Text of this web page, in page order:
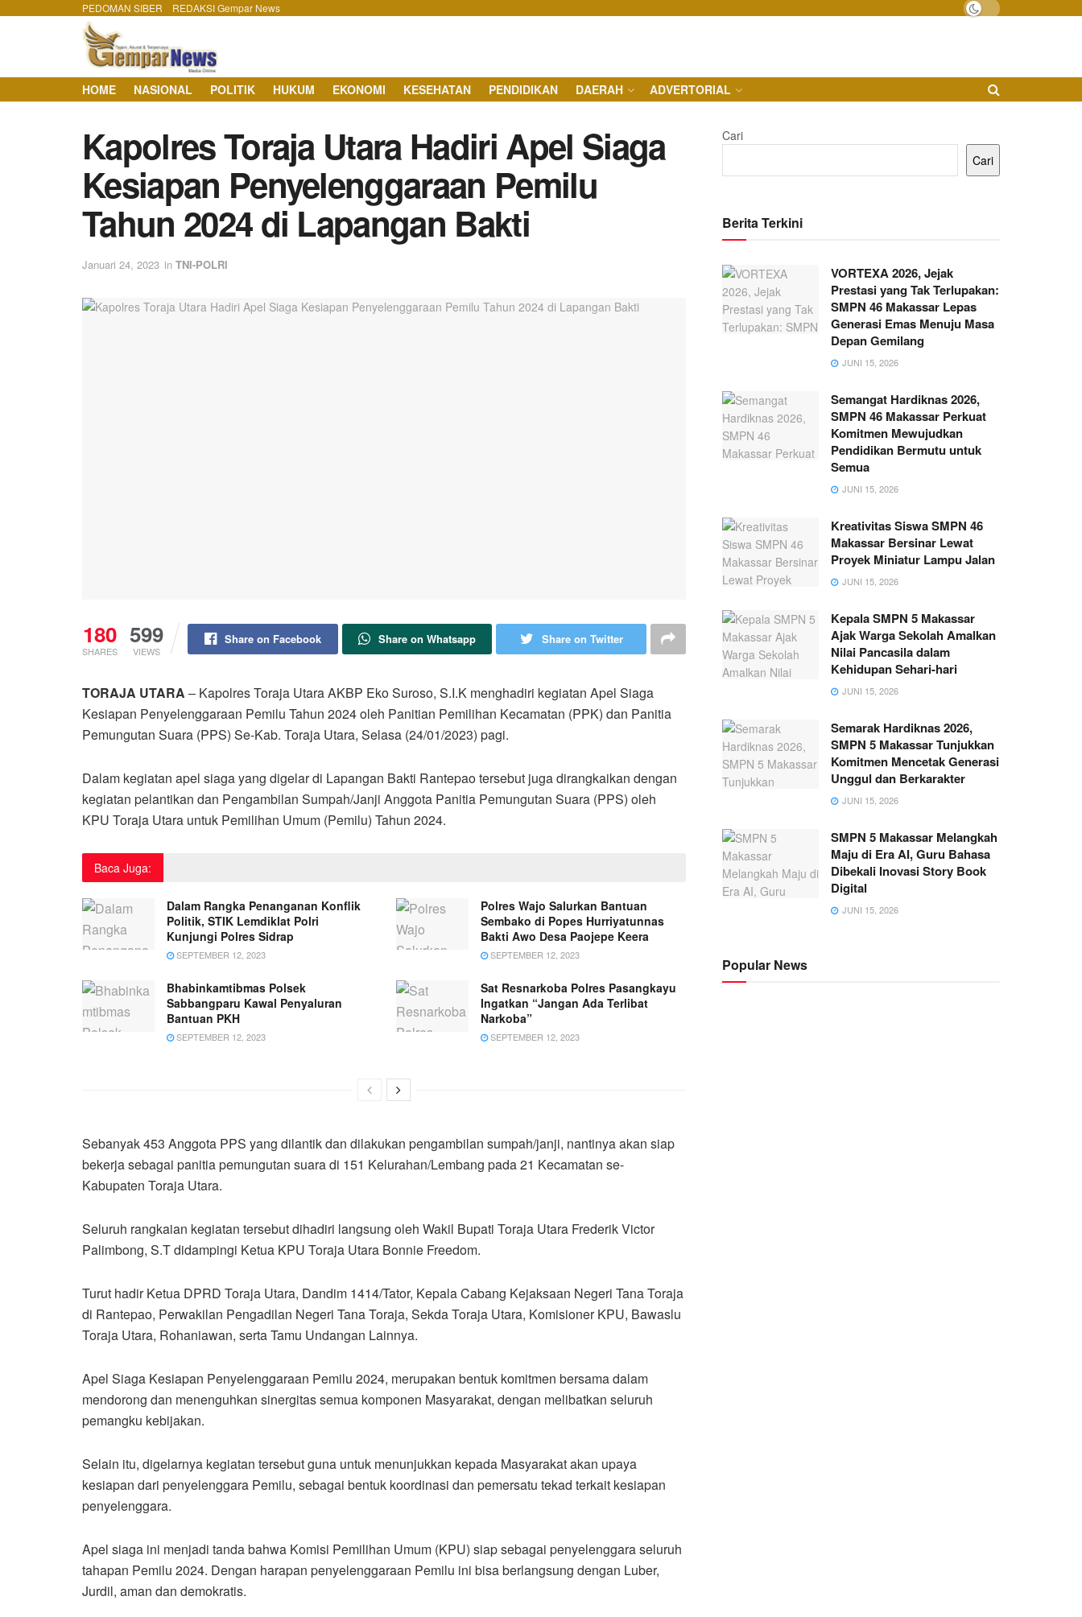
PEDOMAN SIBER REDAKSI Gempar News
HOME NASIONAL POLITIK HUKUM EKONOMI KESEHATAN PENDIDIKAN DAERAH ADVERTORIAL
Kapolres Toraja Utara Hadiri Apel Siaga
Kesiapan Penyelenggaraan Pemilu
Tahun 2024 di Lapangan Bakti
Januari 24, 2023 in TNI-POLRI
180
SHARES
599
VIEWS
Share on Facebook Share on Whatsapp Share on Twitter
TORAJA UTARA – Kapolres Toraja Utara AKBP Eko Suroso, S.I.K menghadiri kegiatan Apel Siaga
Kesiapan Penyelenggaraan Pemilu Tahun 2024 oleh Panitian Pemilihan Kecamatan (PPK) dan Panitia
Pemungutan Suara (PPS) Se-Kab. Toraja Utara, Selasa (24/01/2023) pagi.
Dalam kegiatan apel siaga yang digelar di Lapangan Bakti Rantepao tersebut juga dirangkaikan dengan
kegiatan pelantikan dan Pengambilan Sumpah/Janji Anggota Panitia Pemungutan Suara (PPS) oleh
KPU Toraja Utara untuk Pemilihan Umum (Pemilu) Tahun 2024.
Baca Juga:
Dalam Rangka Penanganan Konflik
Politik, STIK Lemdiklat Polri
Kunjungi Polres Sidrap
SEPTEMBER 12, 2023
Polres Wajo Salurkan Bantuan
Sembako di Popes Hurriyatunnas
Bakti Awo Desa Paojepe Keera
SEPTEMBER 12, 2023
Bhabinkamtibmas Polsek
Sabbangparu Kawal Penyaluran
Bantuan PKH
SEPTEMBER 12, 2023
Sat Resnarkoba Polres Pasangkayu
Ingatkan “Jangan Ada Terlibat
Narkoba”
SEPTEMBER 12, 2023
Sebanyak 453 Anggota PPS yang dilantik dan dilakukan pengambilan sumpah/janji, nantinya akan siap
bekerja sebagai panitia pemungutan suara di 151 Kelurahan/Lembang pada 21 Kecamatan se-
Kabupaten Toraja Utara.
Seluruh rangkaian kegiatan tersebut dihadiri langsung oleh Wakil Bupati Toraja Utara Frederik Victor
Palimbong, S.T didampingi Ketua KPU Toraja Utara Bonnie Freedom.
Turut hadir Ketua DPRD Toraja Utara, Dandim 1414/Tator, Kepala Cabang Kejaksaan Negeri Tana Toraja
di Rantepao, Perwakilan Pengadilan Negeri Tana Toraja, Sekda Toraja Utara, Komisioner KPU, Bawaslu
Toraja Utara, Rohaniawan, serta Tamu Undangan Lainnya.
Apel Siaga Kesiapan Penyelenggaraan Pemilu 2024, merupakan bentuk komitmen bersama dalam
mendorong dan menenguhkan sinergitas semua komponen Masyarakat, dengan melibatkan seluruh
pemangku kebijakan.
Selain itu, digelarnya kegiatan tersebut guna untuk menunjukkan kepada Masyarakat akan upaya
kesiapan dari penyelenggara Pemilu, sebagai bentuk koordinasi dan pemersatu tekad terkait kesiapan
penyelenggara.
Apel siaga ini menjadi tanda bahwa Komisi Pemilihan Umum (KPU) siap sebagai penyelenggara seluruh
tahapan Pemilu 2024. Dengan harapan penyelenggaraan Pemilu ini bisa berlangsung dengan Luber,
Jurdil, aman dan demokratis.
Cari
Cari
Berita Terkini
VORTEXA 2026, Jejak
Prestasi yang Tak Terlupakan:
SMPN 46 Makassar Lepas
Generasi Emas Menuju Masa
Depan Gemilang
JUNI 15, 2026
Semangat Hardiknas 2026,
SMPN 46 Makassar Perkuat
Komitmen Mewujudkan
Pendidikan Bermutu untuk
Semua
JUNI 15, 2026
Kreativitas Siswa SMPN 46
Makassar Bersinar Lewat
Proyek Miniatur Lampu Jalan
JUNI 15, 2026
Kepala SMPN 5 Makassar
Ajak Warga Sekolah Amalkan
Nilai Pancasila dalam
Kehidupan Sehari-hari
JUNI 15, 2026
Semarak Hardiknas 2026,
SMPN 5 Makassar Tunjukkan
Komitmen Mencetak Generasi
Unggul dan Berkarakter
JUNI 15, 2026
SMPN 5 Makassar Melangkah
Maju di Era AI, Guru Bahasa
Dibekali Inovasi Story Book
Digital
JUNI 15, 2026
Popular News